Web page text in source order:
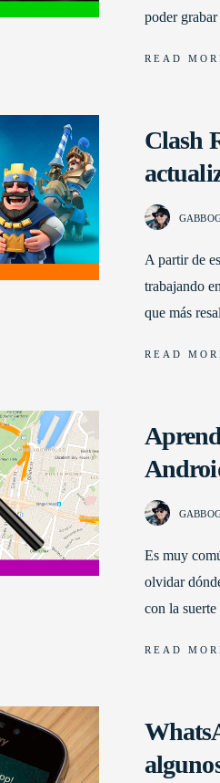
poder
READ
Clash
A partir de
trabajando
que más
READ
Es muy
olvidar
con la
READ